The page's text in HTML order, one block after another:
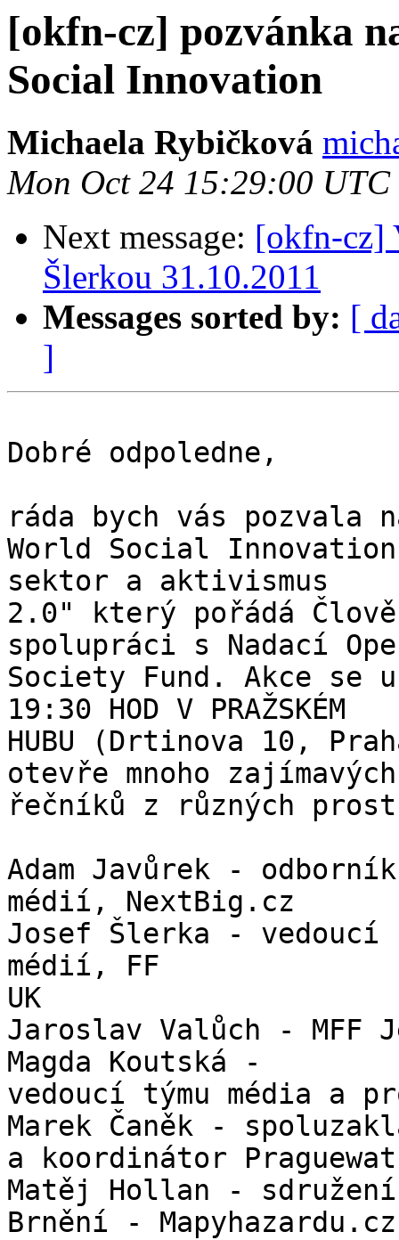
[okfn-cz] pozvánka
Social Innovation
Michaela Rybičková
Mon Oct 24 15:29:00 UTC
Next message: [okfn-cz]
Šlerkou 31.10.2011
Messages sorted by: [
]
Dobré odpoledne,
ráda bych vás pozvala
World Social
sektor a aktivismus
2.0" který pořádá
spolupráci s Nadací
Society Fund. Akce se
19:30 HOD V PRAŽSKÉM
HUBU (Drtinova 10,
otevře mnoho zajímavých
řečníků z různých
Adam Javůrek -
médií, NextBig.cz
Josef Šlerka - vedoucí
médií, FF
UK
Jaroslav Valůch -
Magda Koutská -
vedoucí týmu média a
Marek Čaněk -
a koordinátor
Matěj Hollan -
Brnění -